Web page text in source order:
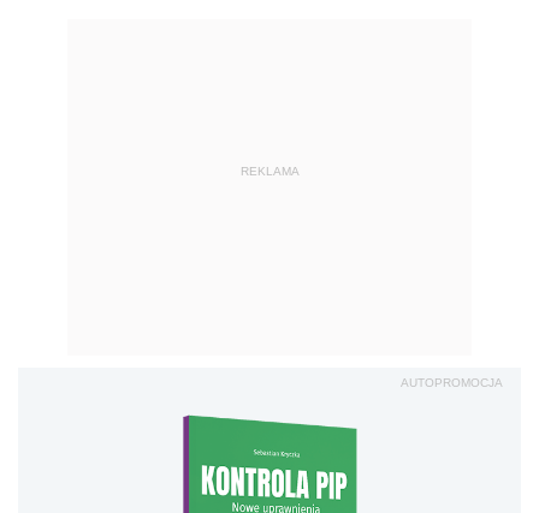
REKLAMA
AUTOPROMOCJA